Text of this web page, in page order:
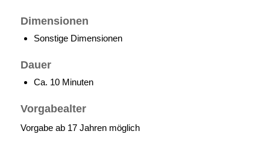
Dimensionen
Sonstige Dimensionen
Dauer
Ca. 10 Minuten
Vorgabealter
Vorgabe ab 17 Jahren möglich